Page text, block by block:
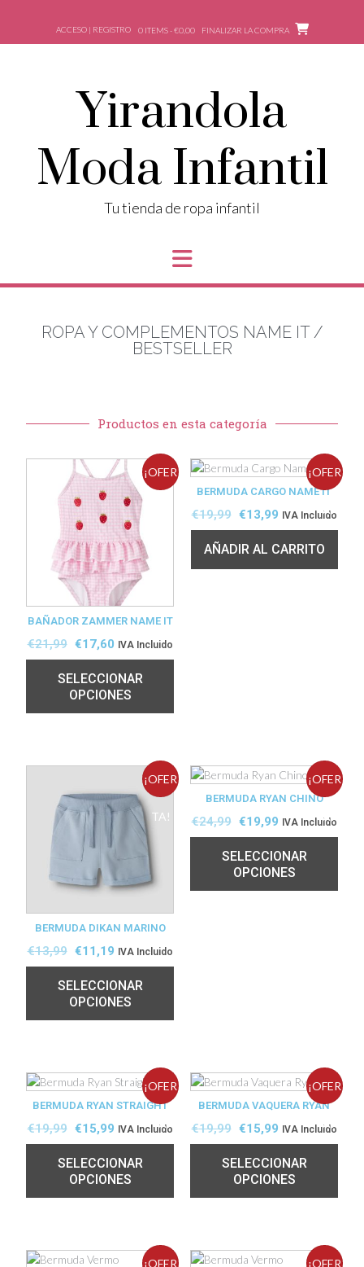
ACCESO | REGISTRO 0 ITEMS - €0,00 FINALIZAR LA COMPRA
Yirandola
Moda Infantil
Tu tienda de ropa infantil
ROPA Y COMPLEMENTOS NAME IT /
BESTSELLER
Productos en esta categoría
¡OFER
BAÑADOR ZAMMER NAME IT
€21,99 €17,60 IVA Incluido
SELECCIONAR
OPCIONES
¡OFER
TA!
BERMUDA CARGO NAME IT
€19,99 €13,99 IVA Incluido
AÑADIR AL CARRITO
¡OFER
TA!
BERMUDA DIKAN MARINO
€13,99 €11,19 IVA Incluido
SELECCIONAR
OPCIONES
¡OFER
TA!
BERMUDA RYAN CHINO
€24,99 €19,99 IVA Incluido
SELECCIONAR
OPCIONES
¡OFER
TA!
BERMUDA RYAN STRAIGHT
€19,99 €15,99 IVA Incluido
SELECCIONAR
OPCIONES
¡OFER
TA!
BERMUDA VAQUERA RYAN
€19,99 €15,99 IVA Incluido
SELECCIONAR
OPCIONES
¡OFER ¡OFER